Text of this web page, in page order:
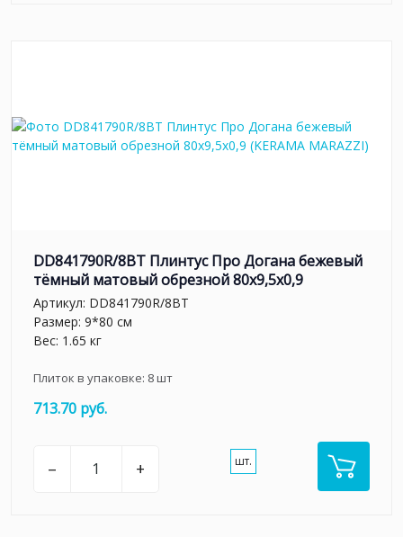
DD841790R/8BT Плинтус Про Догана бежевый
тёмный матовый обрезной 80x9,5x0,9
Артикул: DD841790R/8BT
Размер: 9*80 см
Вес: 1.65 кг
Плиток в упаковке: 8шт
713.70 руб.
– + шт.